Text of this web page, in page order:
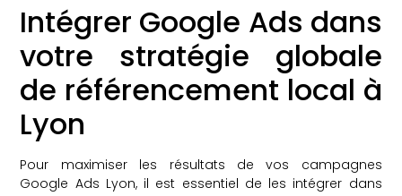
Intégrer Google Ads dans
votre stratégie globale
de référencement local à
Lyon
Pour maximiser les résultats de vos campagnes
Google Ads Lyon, il est essentiel de les intégrer dans